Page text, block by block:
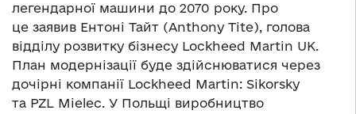
легендарної машини до 2070 року. Про
це заявив Ентоні Тайт (Anthony Tite), голова
відділу розвитку бізнесу Lockheed Martin UK.
План модернізації буде здійснюватися через
дочірні компанії Lockheed Martin: Sikorsky
та PZL Mielec. У Польщі виробництво